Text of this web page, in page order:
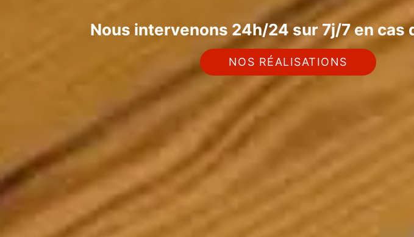
Nous intervenons 24h/24 sur 7j/7 en cas
NOS RÉALISATIONS